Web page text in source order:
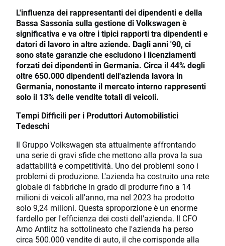
L'influenza dei rappresentanti dei dipendenti e della
Bassa Sassonia sulla gestione di Volkswagen è
significativa e va oltre i tipici rapporti tra dipendenti e
datori di lavoro in altre aziende. Dagli anni '90, ci
sono state garanzie che escludono i licenziamenti
forzati dei dipendenti in Germania. Circa il 44% degli
oltre 650.000 dipendenti dell'azienda lavora in
Germania, nonostante il mercato interno rappresenti
solo il 13% delle vendite totali di veicoli.
Tempi Difficili per i Produttori Automobilistici
Tedeschi
Il Gruppo Volkswagen sta attualmente affrontando
una serie di gravi sfide che mettono alla prova la sua
adattabilità e competitività. Uno dei problemi sono i
problemi di produzione. L'azienda ha costruito una rete
globale di fabbriche in grado di produrre fino a 14
milioni di veicoli all'anno, ma nel 2023 ha prodotto
solo 9,24 milioni. Questa sproporzione è un enorme
fardello per l'efficienza dei costi dell'azienda. Il CFO
Arno Antlitz ha sottolineato che l'azienda ha perso
circa 500.000 vendite di auto, il che corrisponde alla